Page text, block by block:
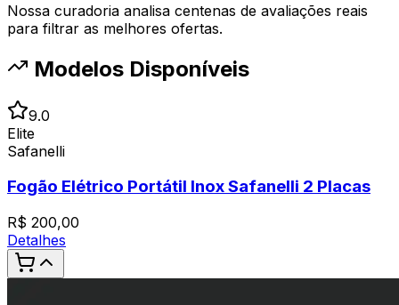
Nossa curadoria analisa centenas de avaliações reais
para filtrar as melhores ofertas.
Modelos Disponíveis
9.0
Elite
Safanelli
Fogão Elétrico Portátil Inox Safanelli 2 Placas
R$ 200,00
Detalhes